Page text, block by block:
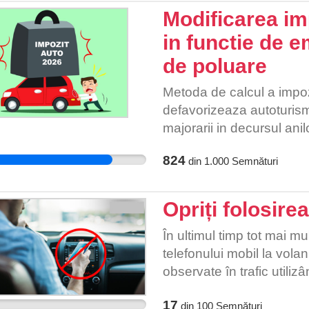
evacuări sport sau faruri
atât de complicat, încât
alte țări europene
reglementat, verificat și
reguli clare.
Modificarea
in functie de
de poluare
Metoda de calcul a
defavorizeaza
majorarii in decursul
fata de toti proprietarii
824din 1.000Semnături
Opriți
În ultimul timp tot mai
telefonului mobil la
observate în trafic
17 din 100Semnături